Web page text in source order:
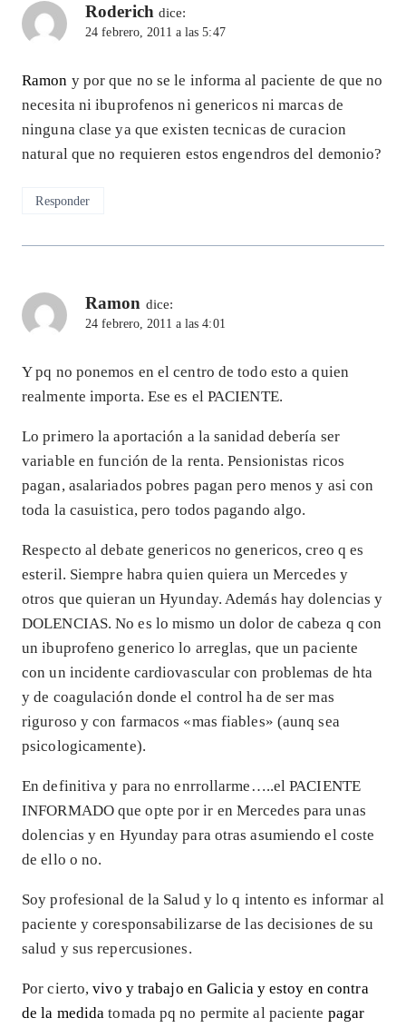
Roderich dice:
24 febrero, 2011 a las 5:47
Ramon y por que no se le informa al paciente de que no
necesita ni ibuprofenos ni genericos ni marcas de
ninguna clase ya que existen tecnicas de curacion
natural que no requieren estos engendros del demonio?
Responder
Ramon dice:
24 febrero, 2011 a las 4:01
Y pq no ponemos en el centro de todo esto a quien
realmente importa. Ese es el PACIENTE.
Lo primero la aportación a la sanidad debería ser
variable en función de la renta. Pensionistas ricos
pagan, asalariados pobres pagan pero menos y asi con
toda la casuistica, pero todos pagando algo.
Respecto al debate genericos no genericos, creo q es
esteril. Siempre habra quien quiera un Mercedes y
otros que quieran un Hyunday. Además hay dolencias y
DOLENCIAS. No es lo mismo un dolor de cabeza q con
un ibuprofeno generico lo arreglas, que un paciente
con un incidente cardiovascular con problemas de hta
y de coagulación donde el control ha de ser mas
riguroso y con farmacos «mas fiables» (aunq sea
psicologicamente).
En definitiva y para no enrrollarme…..el PACIENTE
INFORMADO que opte por ir en Mercedes para unas
dolencias y en Hyunday para otras asumiendo el coste
de ello o no.
Soy profesional de la Salud y lo q intento es informar al
paciente y coresponsabilizarse de las decisiones de su
salud y sus repercusiones.
Por cierto,vivo y trabajo en Galicia y estoy en contra
de la medidatomada pq no permite al paciente pagar